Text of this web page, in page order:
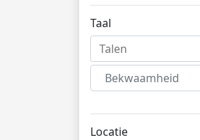
Taal
Bekwaamheid
Locatie